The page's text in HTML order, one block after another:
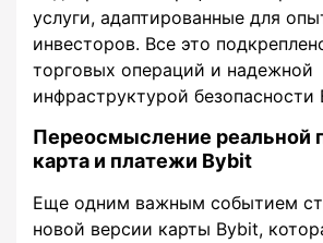
услуги, адаптированные для
инвесторов. Все это
торговых операций и надежной
инфраструктурой безопасности
Переосмысление реальной
карта и платежи Bybit
Еще одним важным событием
новой версии карты Bybit,